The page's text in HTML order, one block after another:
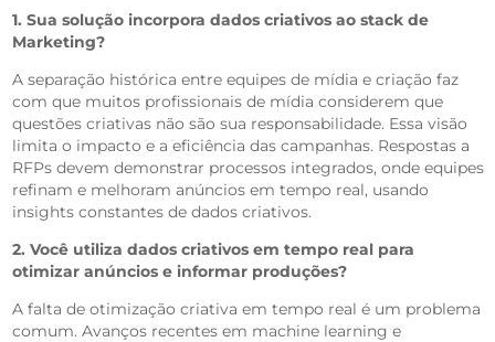
1. Sua solução incorpora dados criativos ao stack de
Marketing?
A separação histórica entre equipes de mídia e criação faz
com que muitos profissionais de mídia considerem que
questões criativas não são sua responsabilidade. Essa visão
limita o impacto e a eficiência das campanhas. Respostas a
RFPs devem demonstrar processos integrados, onde equipes
refinam e melhoram anúncios em tempo real, usando
insights constantes de dados criativos.
2. Você utiliza dados criativos em tempo real para
otimizar anúncios e informar produções?
A falta de otimização criativa em tempo real é um problema
comum. Avanços recentes em machine learning e